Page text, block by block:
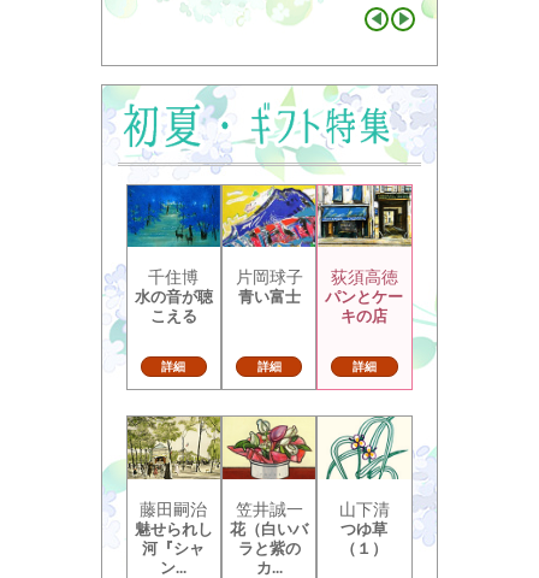
千住博
水の音が聴
こえる
詳細
片岡球子
青い富士
詳細
荻須高徳
パンとケー
キの店
詳細
藤田嗣治
魅せられし
河『シャ
ン...
笠井誠一
花（白いバ
ラと紫の
カ...
山下清
つゆ草
（１）